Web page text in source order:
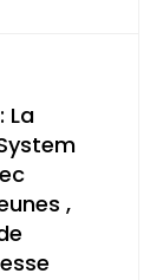
La
,